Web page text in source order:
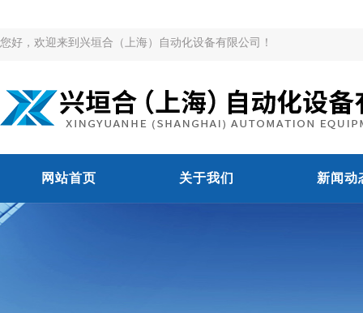
您好，欢迎来到兴垣合（上海）自动化设备有限公司！
网站首页 关于我们 新闻动